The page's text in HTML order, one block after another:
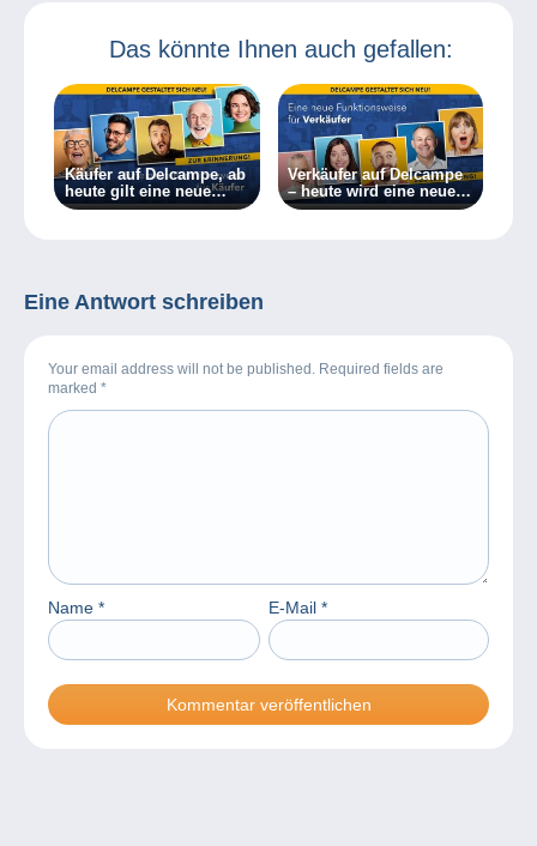
Das könnte Ihnen auch gefallen:
Käufer auf Delcampe, ab
heute gilt eine neue
Funktionsweise!
Verkäufer auf Delcampe
– heute wird eine neue
Funktionsweise
Eine Antwort schreiben
Your email address will not be published. Required fields are
marked *
Name * E-Mail *